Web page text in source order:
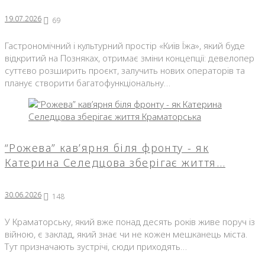
19.07.2026 69
Гастрономічний і культурний простір «Київ Їжа», який буде
відкритий на Позняках, отримає зміни концепції: девелопер
суттєво розширить проєкт, залучить нових операторів та
планує створити багатофункціональну…
“Рожева” кав’ярня біля фронту - як
Катерина Селедцова зберігає життя…
30.06.2026 148
У Краматорську, який вже понад десять років живе поруч із
війною, є заклад, який знає чи не кожен мешканець міста.
Тут призначають зустрічі, сюди приходять…